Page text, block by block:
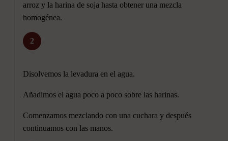
arroz y la harina de soja hasta obtener una mezcla
homogénea.
2
Disolvemos la levadura en el agua.
Añadimos el agua poco a poco sobre las harinas.
Comenzamos mezclando con una cuchara y después
continuamos con las manos.